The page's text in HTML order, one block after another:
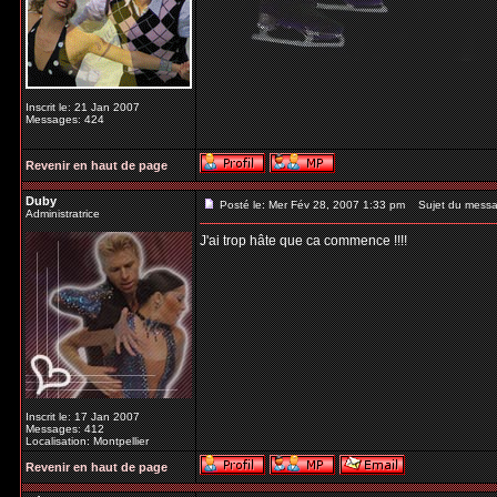
Inscrit le: 21 Jan 2007
Messages: 424
Revenir en haut de page
Duby
Administratrice
Inscrit le: 17 Jan 2007
Messages: 412
Localisation: Montpellier
Posté le: Mer Fév 28, 2007 1:33 pm Sujet du
J'ai trop hâte que ca commence !!!!
Revenir en haut de page